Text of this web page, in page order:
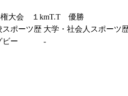
権大会 １kmT.T 優勝
スポーツ歴 大学・社会人スポーツ
ビー
-